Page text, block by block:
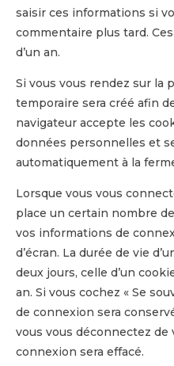
saisir ces informations si
commentaire plus tard.
d’un an.
Si vous vous rendez sur la
temporaire sera créé afin
navigateur accepte les
données personnelles et
automatiquement à la
Lorsque vous vous
place un certain nombre
vos informations de
d’écran. La durée de vie
deux jours, celle d’un
an. Si vous cochez « Se
de connexion sera
vous vous déconnectez
connexion sera effacé.